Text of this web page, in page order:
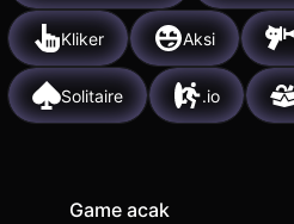
Kliker Aksi
Solitaire .io
Game acak